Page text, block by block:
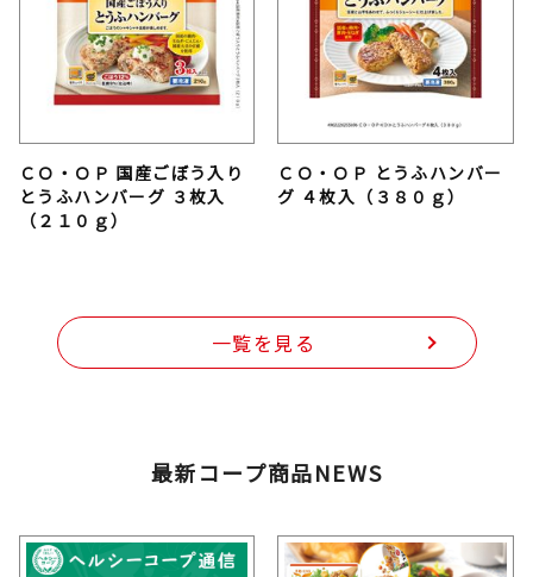
ＣＯ・ＯＰ 国産ごぼう入り
とうふハンバーグ ３枚入
（２１０ｇ）
ＣＯ・ＯＰ とうふハンバー
グ ４枚入（３８０ｇ）
一覧を見る
最新コープ商品NEWS